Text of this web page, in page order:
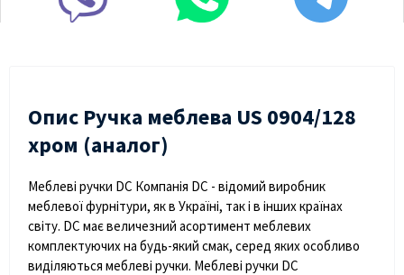
Опис Ручка меблева US 0904/128
хром (аналог)
Меблеві ручки DC Компанія DC - відомий виробник
меблевої фурнітури, як в Україні, так і в інших країнах
світу. DC має величезний асортимент меблевих
комплектуючих на будь-який смак, серед яких особливо
виділяються меблеві ручки. Меблеві ручки DC